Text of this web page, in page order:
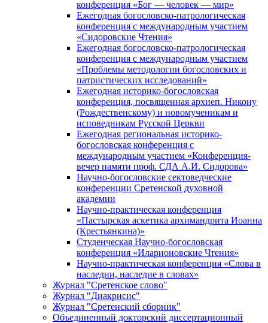
конференция «Бог — человек — мир»
Ежегодная богословско-патрологическая
конференция с международным участием
«Сидоровские Чтения»
Ежегодная богословско-патрологическая
конференция с международным участием
«Проблемы методологии богословских и
патристических исследований»
Ежегодная историко-богословская
конференция, посвященная архиеп. Никону
(Рождественскому) и новомученикам и
исповедникам Русской Церкви
Ежегодная региональная историко-
богословская конференция с
международным участием «Конференция-
вечер памяти проф. СДА А.И. Сидорова»
Научно-богословские сектоведческие
конференции Сретенской духовной
академии
Научно-практическая конференция
«Пастырская аскетика архимандрита Иоанна
(Крестьянкина)»
Студенческая Научно-богословская
конференция «Иларионовские Чтения»
Научно-практическая конференция «Cлова в
наследии, наследие в словах»
Журнал "Сретенское слово"
Журнал "Диакрисис"
Журнал "Сретенский сборник"
Объединенный докторский диссертационный